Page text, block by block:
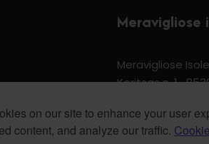
on our site to enhance your user
content, and analyze our traffic.
Meravigliose
Meravigliose
Koritsas n. 1 -
Vat Number EL